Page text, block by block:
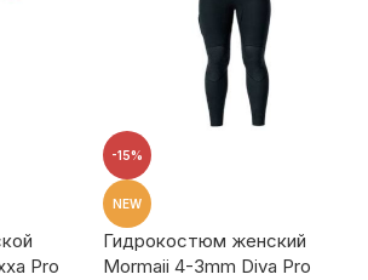
Pro
-15%
NEW
Гидрокостюм женский
Mormaii 4-3mm Diva Pro